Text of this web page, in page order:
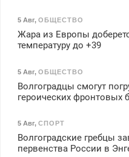
5 Авг, ОБЩЕСТВО
Жара из Европы
температуру до +39
5 Авг, ОБЩЕСТВО
Волгоградцы смогут
героических фронтовых
5 Авг, СПОРТ
Волгоградские гребцы
первенства России в